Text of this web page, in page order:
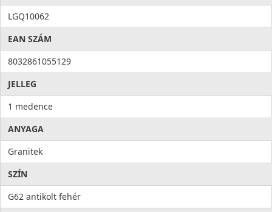
LGQ10062
EAN SZÁM
8032861055129
JELLEG
1 medence
ANYAGA
Granitek
SZÍN
G62 antikolt fehér